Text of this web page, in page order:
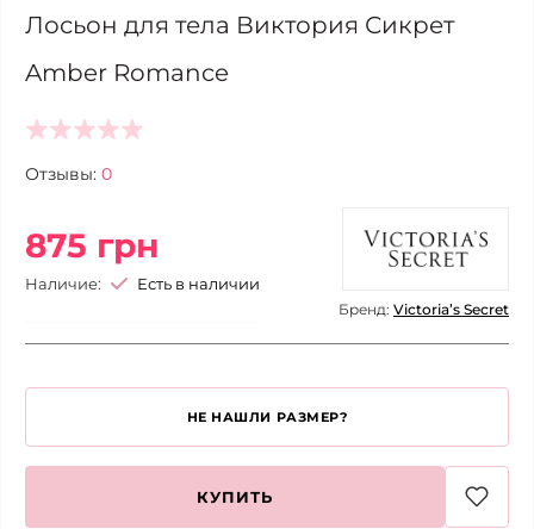
Лосьон для тела Виктория Сикрет
Amber Romance
Отзывы: 0
875 грн
Наличие: Есть в наличии
Бренд: Victoria’s Secret
НЕ НАШЛИ РАЗМЕР?
КУПИТЬ